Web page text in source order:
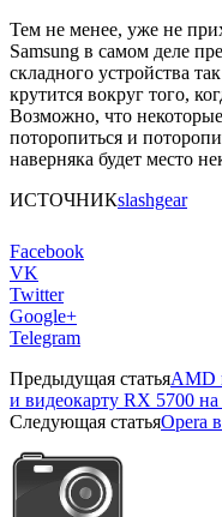
Тем не менее, уже не
Samsung в самом деле
складного устройства
крутится вокруг того,
Возможно, что
поторопиться и
наверняка будет место
ИСТОЧНИКslashgear
Facebook
VK
Twitter
Google+
Telegram
Предыдущая статьяAMD
и видеокарту RX 5700
Следующая статьяOpera